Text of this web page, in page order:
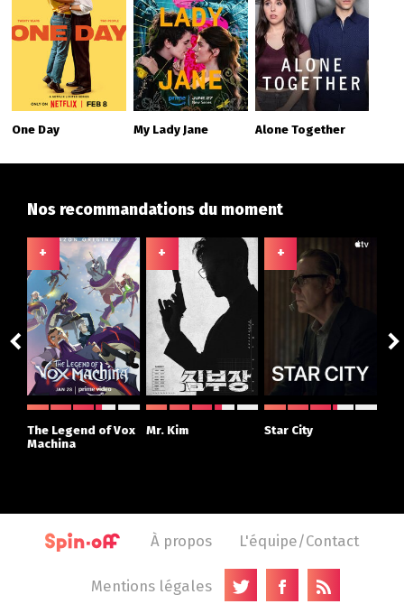
One Day My Lady Jane Alone Together
Nos recommandations du moment
+
The Legend of Vox
Machina
+
Mr. Kim
+
Star City
À propos L'équipe/Contact
Mentions légales